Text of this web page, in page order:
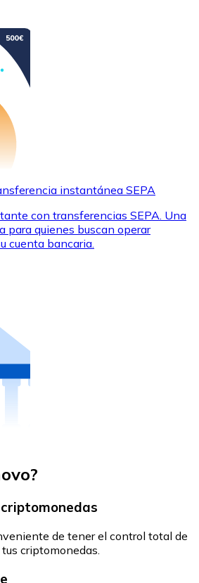
instantánea SEPA
con transferencias SEPA. Una
para quienes buscan operar
cuenta bancaria.
de tener el control total de
criptomonedas.